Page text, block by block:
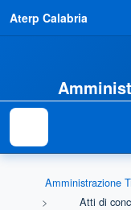
Aterp Calabria
Amministrazione
Atti di